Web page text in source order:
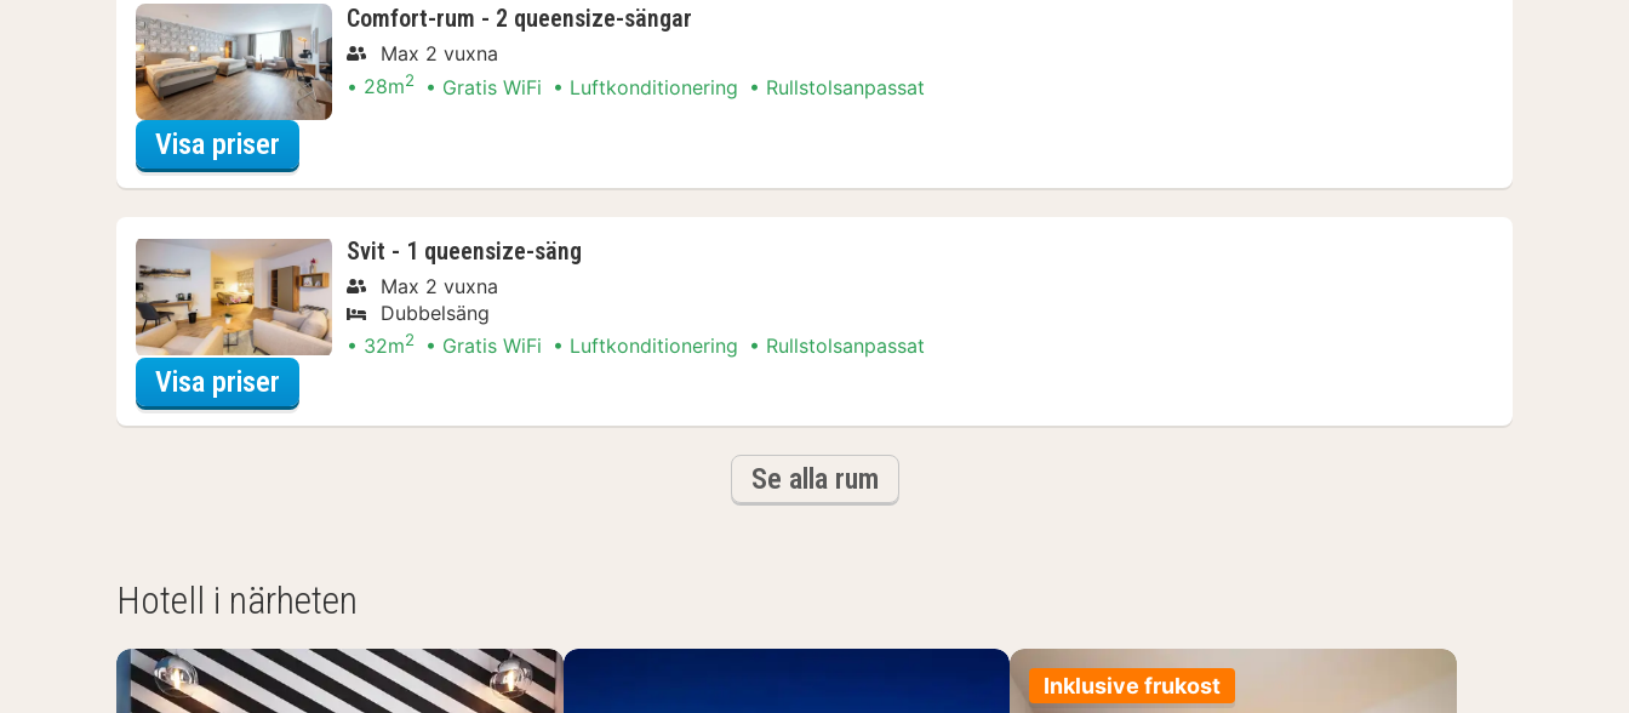
Comfort-rum - 2 queensize-sängar
Max 2 vuxna
28m2 Gratis WiFi Luftkonditionering Rullstolsanpassat
Visa priser
Svit - 1 queensize-säng
Max 2 vuxna
Dubbelsäng
32m2 Gratis WiFi Luftkonditionering Rullstolsanpassat
Visa priser
Se alla rum
Hotell i närheten
Inklusive frukost